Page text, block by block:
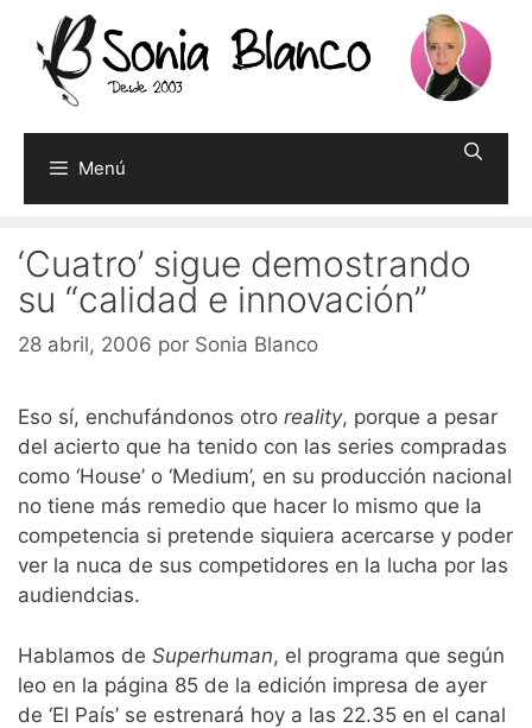
contenido
Menú
‘Cuatro’ sigue demostrando
su “calidad e innovación”
28 abril, 2006 por Sonia Blanco
Eso sí, enchufándonos otro reality, porque a pesar
del acierto que ha tenido con las series compradas
como ‘House’ o ‘Medium’, en su producción nacional
no tiene más remedio que hacer lo mismo que la
competencia si pretende siquiera acercarse y poder
ver la nuca de sus competidores en la lucha por las
audiendcias.
Hablamos de Superhuman, el programa que según
leo en la página 85 de la edición impresa de ayer
de ‘El País’ se estrenará hoy a las 22.35 en el canal